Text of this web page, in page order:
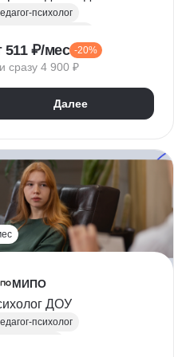
психолог
педагогика
511 ₽/мес -20%
сразу 4 900 ₽
Далее
МИПО
ДОУ
психолог